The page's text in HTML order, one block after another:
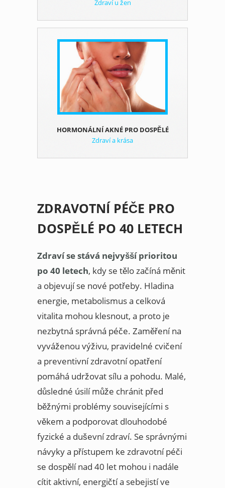
Zdraví u žen
HORMONÁLNÍ AKNÉ PRO DOSPĚLÉ
Zdraví a krása
ZDRAVOTNÍ PÉČE PRO
DOSPĚLÉ PO 40 LETECH
Zdraví se stává nejvyšší prioritou
po 40 letech, kdy se tělo začíná měnit
a objevují se nové potřeby. Hladina
energie, metabolismus a celková
vitalita mohou klesnout, a proto je
nezbytná správná péče. Zaměření na
vyváženou výživu, pravidelné cvičení
a preventivní zdravotní opatření
pomáhá udržovat sílu a pohodu. Malé,
důsledné úsilí může chránit před
běžnými problémy souvisejícími s
věkem a podporovat dlouhodobé
fyzické a duševní zdraví. Se správnými
návyky a přístupem ke zdravotní péči
se dospělí nad 40 let mohou i nadále
cítit aktivní, energičtí a sebejistí ve